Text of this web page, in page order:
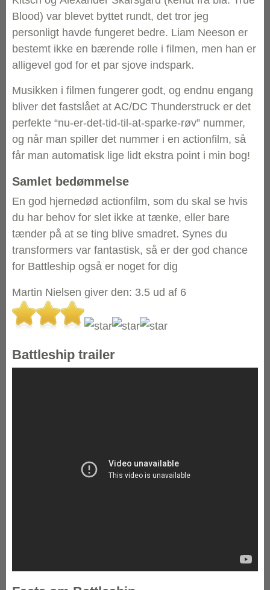
Blood) var blevet byttet rundt, det tror jeg
personligt havde fungeret bedre. Liam Neeson er
bestemt ikke en bærende rolle i filmen, men han er
alligevel god for et par sjove indspark.
Musikken i filmen fungerer godt, og endnu engang
bliver det fastslået at AC/DC Thunderstruck er det
perfekte “nu-er-det-tid-til-at-sparke-røv” nummer,
og når man spiller det nummer i en actionfilm, så
får man automatisk lige lidt ekstra point i min bog!
Samlet bedømmelse
En god hjernedød actionfilm, som du skal se hvis
du har behov for slet ikke at tænke, eller bare
tænder på at se ting blive smadret. Synes du
transformers var fantastisk, så er der god chance
for Battleship også er noget for dig
Martin Nielsen giver den: 3.5 ud af 6
Battleship trailer